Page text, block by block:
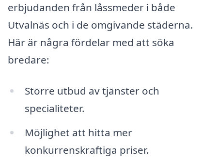
erbjudanden från låssmeder i både
Utvalnäs och i de omgivande städerna.
Här är några fördelar med att söka
bredare:
Större utbud av tjänster och
specialiteter.
Möjlighet att hitta mer
konkurrenskraftiga priser.